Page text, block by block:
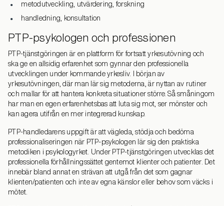
metodutveckling, utvärdering, forskning
handledning, konsultation
PTP-psykologen och professionen
PTP-tjänstgöringen är en plattform för fortsatt yrkesutövning och
ska ge en allsidig erfarenhet som gynnar den professionella
utvecklingen under kommande yrkesliv. I början av
yrkesutövningen, där man lär sig metoderna, är nyttan av rutiner
och mallar för att hantera konkreta situationer större. Så småningom
har man en egen erfarenhetsbas att luta sig mot, ser mönster och
kan agera utifrån en mer integrerad kunskap.
PTP-handledarens uppgift är att vägleda, stödja och bedöma
professionaliseringen när PTP-psykologen lär sig den praktiska
metodiken i psykologyrket. Under PTP-tjänstgöringen utvecklas det
professionella förhållningssättet gentemot klienter och patienter. Det
innebär bland annat en strävan att utgå från det som gagnar
klienten/patienten och inte av egna känslor eller behov som väcks i
mötet.